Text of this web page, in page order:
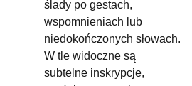
ślady po gestach,
wspomnieniach lub
niedokończonych słowach.
W tle widoczne są
subtelne inskrypcje,